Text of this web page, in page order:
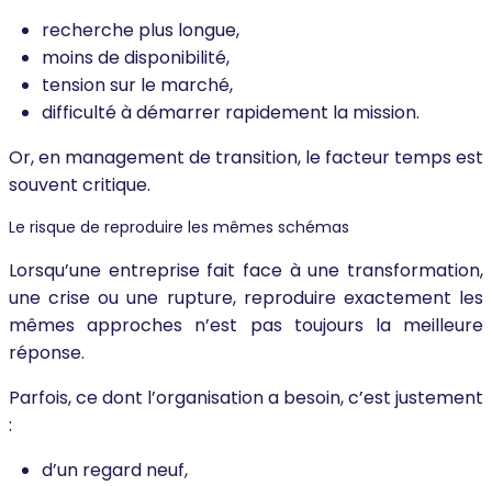
recherche plus longue,
moins de disponibilité,
tension sur le marché,
difficulté à démarrer rapidement la mission.
Or, en management de transition, le facteur temps est
souvent critique.
Le risque de reproduire les mêmes schémas
Lorsqu’une entreprise fait face à une transformation,
une crise ou une rupture, reproduire exactement les
mêmes approches n’est pas toujours la meilleure
réponse.
Parfois, ce dont l’organisation a besoin, c’est justement
:
d’un regard neuf,